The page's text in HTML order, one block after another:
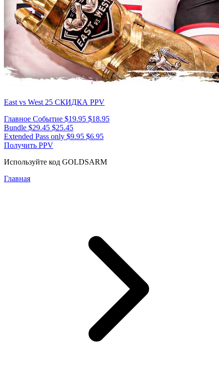
East vs West 25 СКИДКА PPV
Главное Событие $19.95 $18.95
Bundle $29.45 $25.45
Extended Pass only $9.95 $6.95
Получить PPV
Используйте код GOLDSARM
Главная